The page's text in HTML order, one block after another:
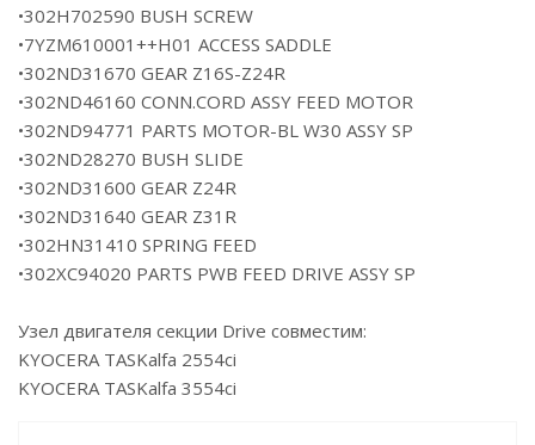
•302H702590 BUSH SCREW
•7YZM610001++H01 ACCESS SADDLE
•302ND31670 GEAR Z16S-Z24R
•302ND46160 CONN.CORD ASSY FEED MOTOR
•302ND94771 PARTS MOTOR-BL W30 ASSY SP
•302ND28270 BUSH SLIDE
•302ND31600 GEAR Z24R
•302ND31640 GEAR Z31R
•302HN31410 SPRING FEED
•302XC94020 PARTS PWB FEED DRIVE ASSY SP
Узел двигателя секции Drive совместим:
KYOCERA TASKalfa 2554ci
KYOCERA TASKalfa 3554ci